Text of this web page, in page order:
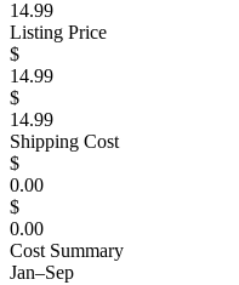
14.99
Listing Price
$
14.99
$
14.99
Shipping Cost
$
0.00
$
0.00
Cost Summary
Jan–Sep